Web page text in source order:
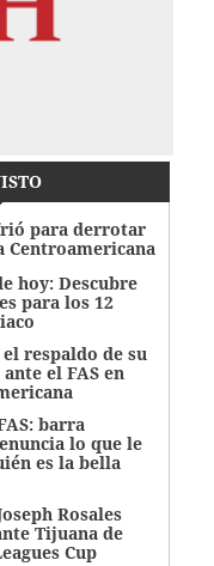
para derrotar
Centroamericana
hoy: Descubre
para los 12
respaldo de su
el FAS en
barra
lo que le
es la bella
Rosales
Tijuana de
Cup